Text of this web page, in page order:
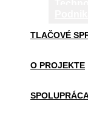
TLAČOVÉ
O PROJEKTE